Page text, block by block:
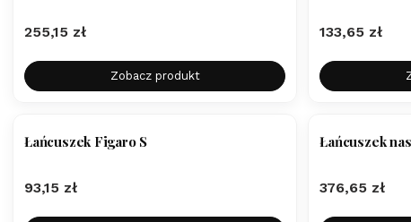
Cena
255,15 zł
Zobacz produkt
Cena
133,65 zł
Łańcuszek Figaro S
Cena
93,15 zł
Łańcuszek
Cena
376,65 zł